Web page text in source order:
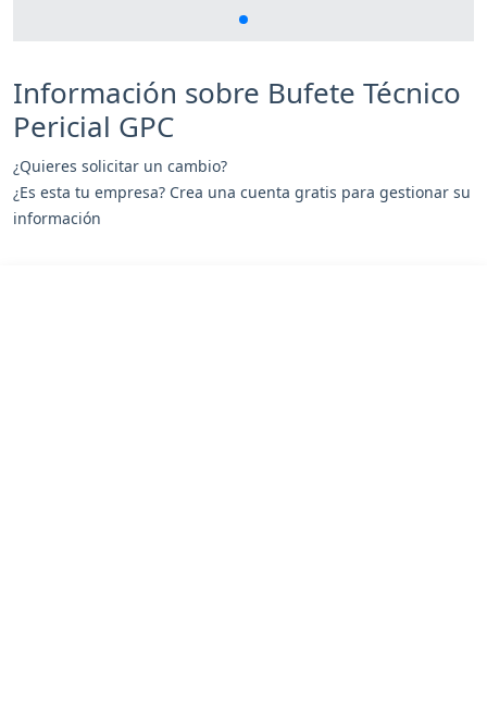
Información sobre Bufete Técnico
Pericial GPC
¿Quieres solicitar un cambio?
¿Es esta tu empresa? Crea una cuenta gratis para gestionar su
información